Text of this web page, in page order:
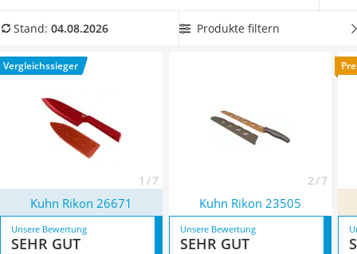
Tierhaarstaubsauger
Nespresso-Maschine
Messerschärfer
jetzt aus unserer Produkttabelleein Kuhn-Rikon-Messer mit
Überzeugt hat uns hier im August 2026 besonders das
ModellKuhn Rikon 26671
Stand: 04.08.2026 Produkte filtern
Vergleichssieger
1 / 7 2 / 7
Kuhn Rikon 26671 Kuhn Rikon 23505
Unsere Bewertung
SEHR GUT
Unsere Bewertung
SEHR GUT